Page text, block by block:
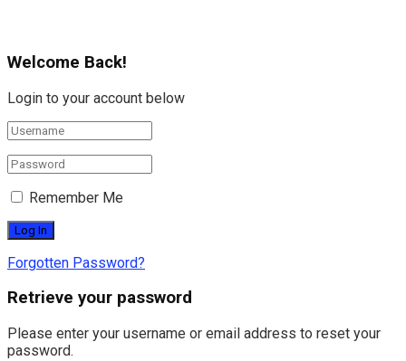
Welcome Back!
Login to your account below
Remember Me
Forgotten Password?
Retrieve your password
Please enter your username or email address to reset your
password.